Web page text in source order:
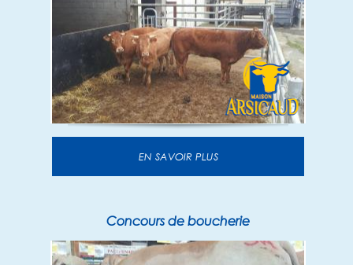
EN SAVOIR PLUS
Concours de boucherie